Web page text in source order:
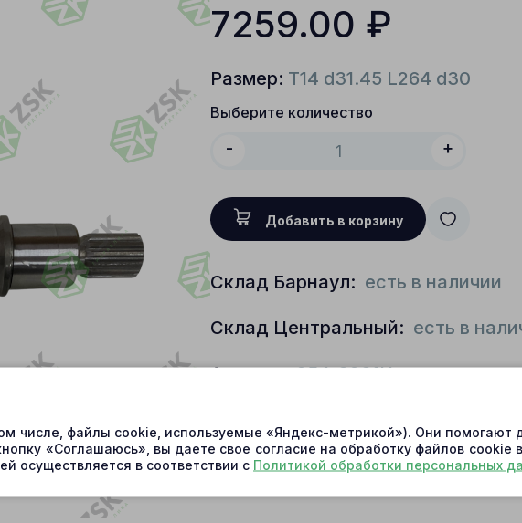
7259.00 ₽
Размер: T14 d31.45 L264 d30
Выберите количество
- +
Добавить в корзину
Склад Барнаул: есть в наличии
Склад Центральный: есть в
Артикул: 254-3201U
числе, файлы cookie, используемые «Яндекс-метрикой»). Они помогают
«Соглашаюсь», вы даете свое согласие на обработку файлов cookie
осуществляется в соответствии с Политикой обработки персональных